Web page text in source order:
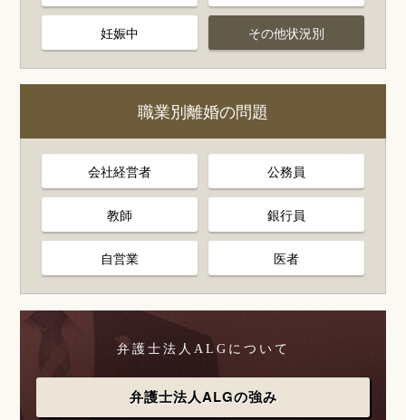
妊娠中 その他状況別
職業別離婚の問題
会社経営者 公務員
教師 銀行員
自営業 医者
弁護士法人ALGについて
弁護士法人ALGの強み